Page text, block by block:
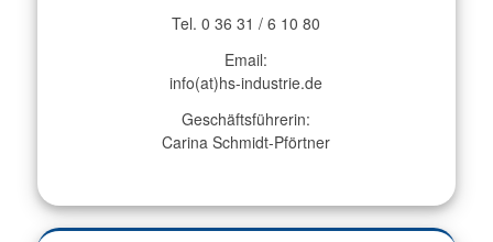
Tel. 0 36 31 / 6 10 80
Email:
info(at)hs-industrie.de
Geschäftsführerin:
Carina Schmidt-Pförtner